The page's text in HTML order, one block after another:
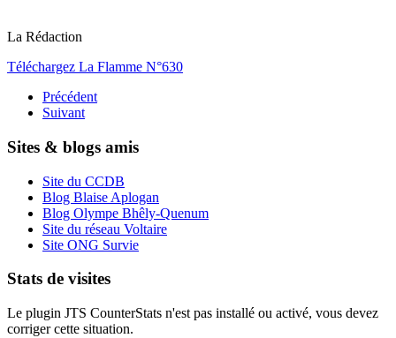
La Rédaction
Téléchargez La Flamme N°630
Précédent
Suivant
Sites & blogs amis
Site du CCDB
Blog Blaise Aplogan
Blog Olympe Bhêly-Quenum
Site du réseau Voltaire
Site ONG Survie
Stats de visites
Le plugin JTS CounterStats n'est pas installé ou activé, vous devez
corriger cette situation.